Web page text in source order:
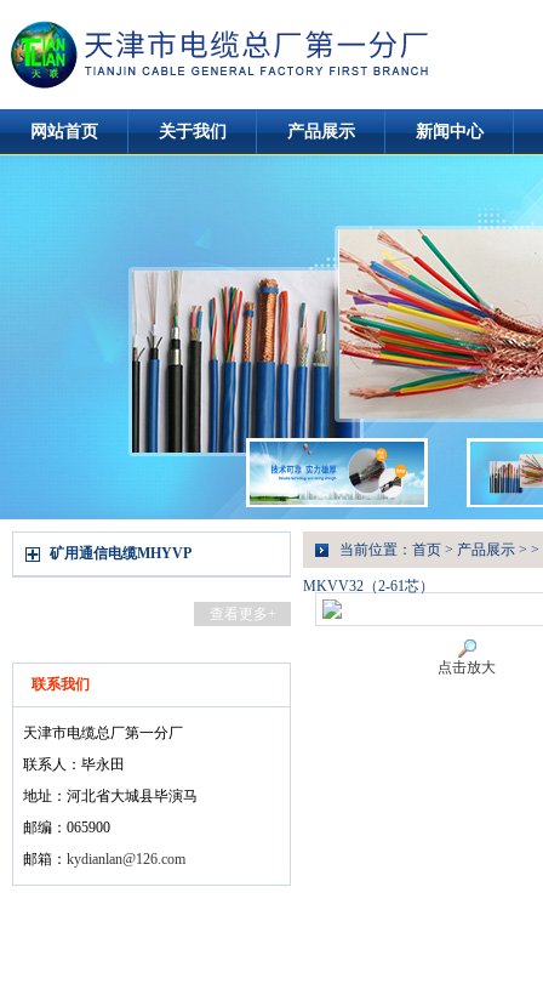
网站首页 关于我们 产品展示 新闻中心
矿用通信电缆MHYVP
查看更多+
联系我们
天津市电缆总厂第一分厂
联系人：毕永田
地址：河北省大城县毕演马
邮编：065900
邮箱： kydianlan@126.com
当前位置： 首页 > 产品展示 > >
MKVV32（2-61芯）
点击放大